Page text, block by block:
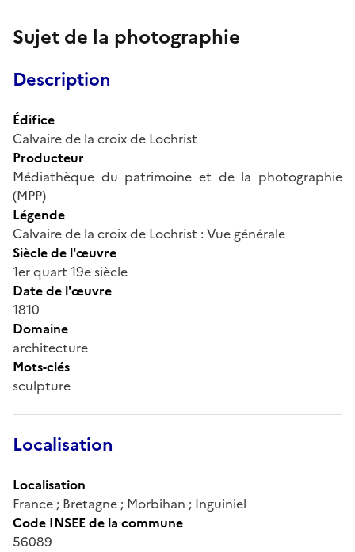
Sujet de la photographie
Description
Édifice
Calvaire de la croix de Lochrist
Producteur
Médiathèque du patrimoine et de la photographie
(MPP)
Légende
Calvaire de la croix de Lochrist : Vue générale
Siècle de l'œuvre
1er quart 19e siècle
Date de l'œuvre
1810
Domaine
architecture
Mots-clés
sculpture
Localisation
Localisation
France ; Bretagne ; Morbihan ; Inguiniel
Code INSEE de la commune
56089